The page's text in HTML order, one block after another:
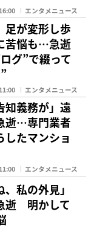
エンタメニュース
が変形し歩
苦悩も…急逝
グ”で綴って
エンタメニュース
知義務が」遠
逝…専門業者
したマンショ
エンタメニュース
、私の外見」
逝 明かして